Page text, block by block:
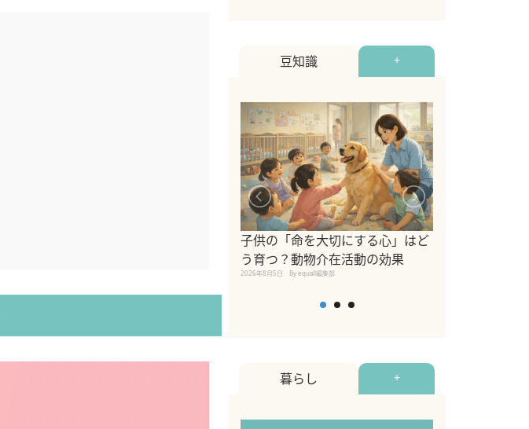
豆知識 +
子供の「命を大切にする心」はど
う育つ？動物介在活動の効果
2026年8月5日 By equall編集部
暮らし +